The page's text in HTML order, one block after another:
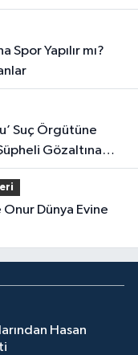
Gözaltına
Hasan